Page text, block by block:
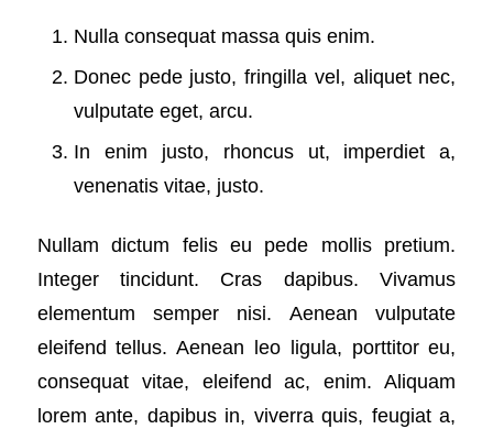
Nulla consequat massa quis enim.
Donec pede justo, fringilla vel, aliquet nec,
vulputate eget, arcu.
In enim justo, rhoncus ut, imperdiet a,
venenatis vitae, justo.
Nullam dictum felis eu pede mollis pretium.
Integer tincidunt. Cras dapibus. Vivamus
elementum semper nisi. Aenean vulputate
eleifend tellus. Aenean leo ligula, porttitor eu,
consequat vitae, eleifend ac, enim. Aliquam
lorem ante, dapibus in, viverra quis, feugiat a,